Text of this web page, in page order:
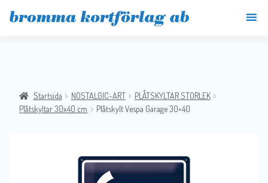
Startsida NOSTALGIC-ART
PLÅTSKYLTAR STORLEK
Plåtskyltar 30x40 cm
Plåtskylt Vespa Garage 30×40